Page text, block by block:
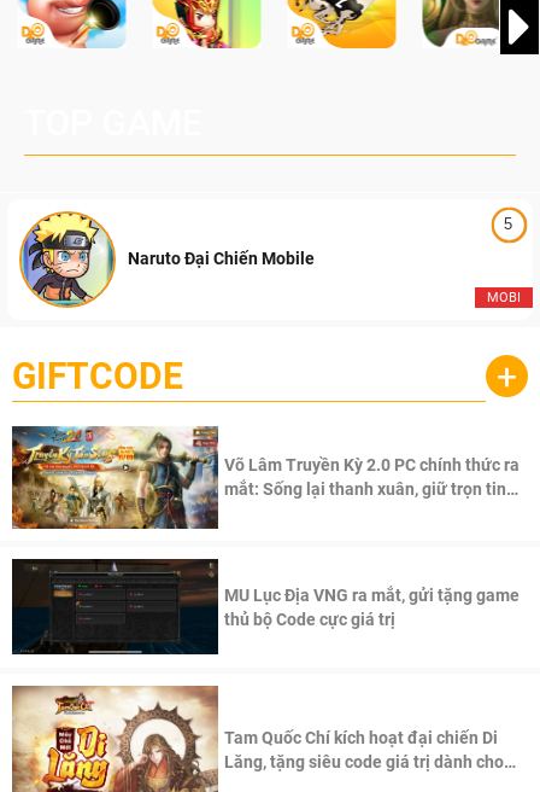
5
MOBI
Naruto Đại Chiến Mobile
GIFTCODE +
Võ Lâm Truyền Kỳ 2.0 PC chính thức ra
mắt: Sống lại thanh xuân, giữ trọn tinh
MU Lục Địa VNG ra mắt, gửi tặng game
thủ bộ Code cực giá trị
Tam Quốc Chí kích hoạt đại chiến Di
Lăng, tặng siêu code giá trị dành cho